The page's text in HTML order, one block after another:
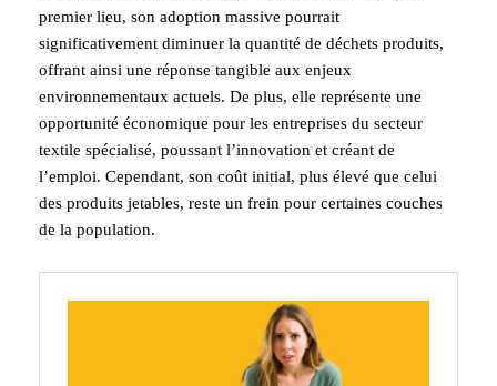
premier lieu, son adoption massive pourrait
significativement diminuer la quantité de déchets produits,
offrant ainsi une réponse tangible aux enjeux
environnementaux actuels. De plus, elle représente une
opportunité économique pour les entreprises du secteur
textile spécialisé, poussant l’innovation et créant de
l’emploi. Cependant, son coût initial, plus élevé que celui
des produits jetables, reste un frein pour certaines couches
de la population.